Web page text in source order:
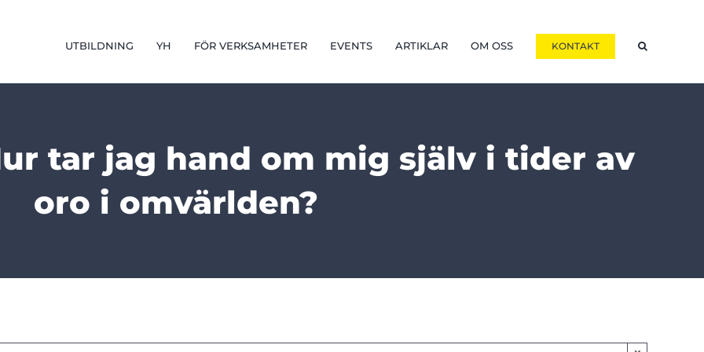
UTBILDNING YH FÖR VERKSAMHETER EVENTS ARTIKLAR OM OSS KONTAKT
tar jag hand om mig själv i tider av
oro i omvärlden?